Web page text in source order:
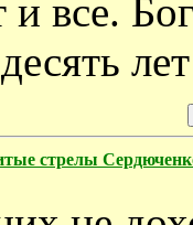
все.
стрелы